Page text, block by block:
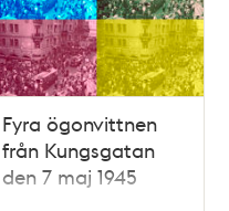
Fyra ögonvittnen
från Kungsgatan
den 7 maj 1945